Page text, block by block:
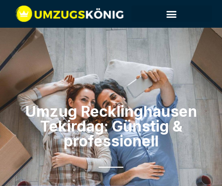
Umzug Recklinghausen​
Tekirdag: Günstig &
professionell​